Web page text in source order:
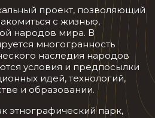
проект, позволяющий
с жизнью,
народов мира. В
многогранность
наследия народов
условия и предпосылки
идей, технологий,
и образовании.
этнографический парк,